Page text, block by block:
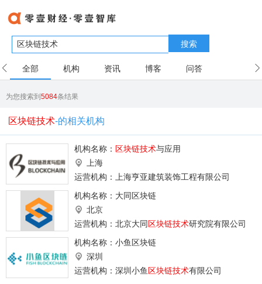
搜索
全部 机构 资讯 博客 问答
为您搜索到5084条结果
区块链技术-的相关机构
机构名称： 区块链技术与应用
上海
运营机构：上海亨亚建筑装饰工程有限公司
机构名称： 大同区块链
北京
运营机构：北京大同 区块链技术研究院有限公司
机构名称： 小鱼区块链
深圳
运营机构：深圳小鱼 区块链技术有限公司